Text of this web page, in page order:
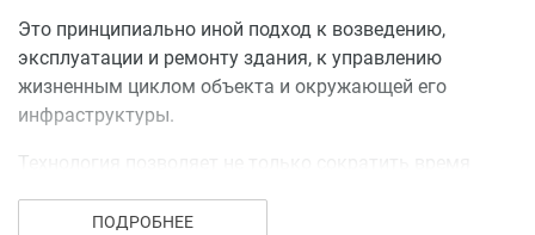
Это принципиально иной подход к возведению,
эксплуатации и ремонту здания, к управлению
жизненным циклом объекта и окружающей его
инфраструктуры.
Технология позволяет не только сократить время
точности в технических и технологических
ПОДРОБНЕЕ